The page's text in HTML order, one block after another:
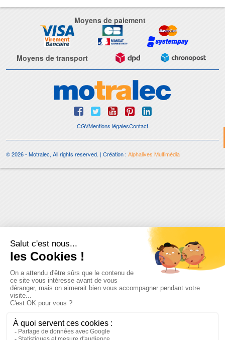
Moyens de paiement
Moyens de transport
CGVMentions légalesContact
© 2026 - Motralec, All rights reserved. | Création :Alphalives Multimédia